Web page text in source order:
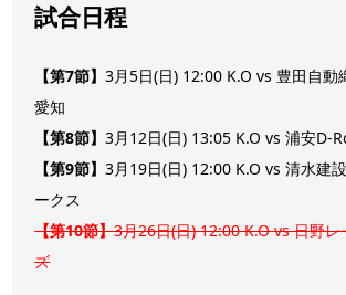
試合日程
【第7節】3月5日(日) 12:00 K.O vs 豊田自動
愛知
【第8節】3月12日(日) 13:05 K.O vs 浦安D-
【第9節】3月19日(日) 12:00 K.O vs 清水建
ークス
【第10節】3月26日(日) 12:00 K.O vs 日野
ズ